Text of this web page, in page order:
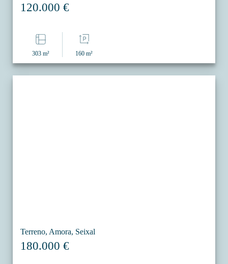
120.000 €
303 m² 160 m²
Terreno, Amora, Seixal
180.000 €